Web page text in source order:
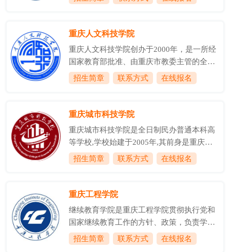
局批准的“职业技能鉴定所165所”，是全国
计...
通话智能测试、教师资格认定指导等功能为
学历教育近5万人，教师及教育管理干部非
培训测试近30万人次，为全市教育工作的可
持续发展做出了重要贡献。近年来，市教委
先后在学院设立了“重庆市中小学教师发展
资格认定指导中心”、“重庆市中小学教师
外...
重庆人文科技学院
重庆人文科技学院创办于2000年，是一所经
国家教育部批准、由重庆市教委主管的全日
制民办普通本科高校。2013年，学校转设为
独立设置的民办普通本科高校，被确定为全
年，学校获批重庆市硕士专业学位研究生教
立项建设硕士专业学位点的民办高校。学校
位于重庆市合川区草街街道，坐落于凤凰山
麓、钟鼓溪畔，是伟大的人民教育家陶行知
全国22个省(市、自治区)招生，现...
招生简章 联系方式 在线报名
重庆城市科技学院
重庆城市科技学院是全日制民办普通本科高
等学校,学校始建于2005年,其前身是重庆大
学城市科技学院,2020年12月经教育部批准
转设为重庆城市科技学院。学校有永川和巴
茶山竹海之麓和巴南区高职城,现有在校生
工程学院、建筑学院、电气信息学院、经济
管理学院、艺术学院、人文学院7个二级学
院和思想政治理论课部。设有本科专业43
招生简章 联系方式 在线报名
重庆工程学院
继续教育学院是重庆工程学院贯彻执行党和
国家继续教育工作的方针、政策，负责学校
学历继续教育、非学历培训、社会考试等工
作的归口管理与业务实施的职能部门。学院
招生简章 联系方式 在线报名